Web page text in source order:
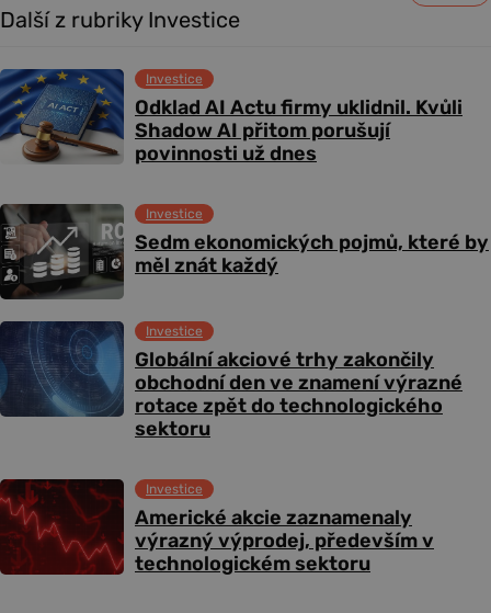
Další z rubriky Investice
Odklad AI Actu firmy uklidnil. Kvůli
Shadow AI přitom porušují
povinnosti už dnes
Investice
Sedm ekonomických pojmů, které by
měl znát každý
Investice
Globální akciové trhy zakončily
obchodní den ve znamení výrazné
rotace zpět do technologického
sektoru
Investice
Americké akcie zaznamenaly
výrazný výprodej, především v
technologickém sektoru
Investice